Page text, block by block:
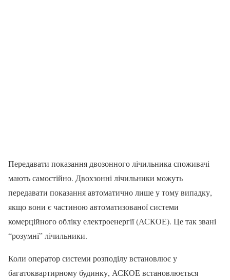
Передавати показання двозонного лічильника споживачі
мають самостійно. Двохзонні лічильники можуть
передавати показання автоматично лише у тому випадку,
якщо вони є частиною автоматизованої системи
комерційного обліку електроенергії (АСКОЕ). Це так звані
“розумні” лічильники.
Коли оператор системи розподілу встановлює у
багатоквартирному будинку, АСКОЕ встановлюється